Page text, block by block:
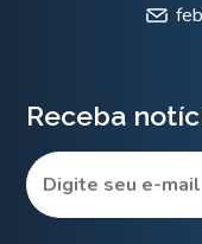
Receba